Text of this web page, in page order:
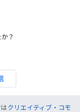
？
クリエイティブ・コモ